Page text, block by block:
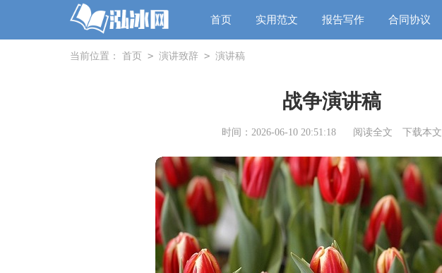
首页 实用范文 报告写作 合同协议
当前位置： 首页 > 演讲致辞 > 演讲稿
战争演讲稿
时间：2026-06-10 20:51:18 阅读全文 下载本文